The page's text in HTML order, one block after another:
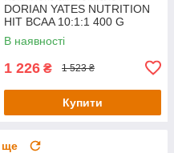
DORIAN YATES NUTRITION
HIT BCAA 10:1:1 400 G
(PEACH)
В наявності
1 226 ₴ 1 523 ₴
Купити
ще